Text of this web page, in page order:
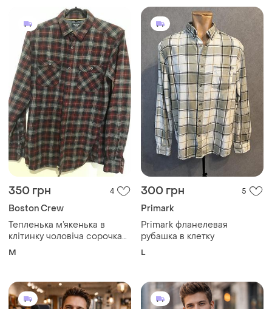
350 грн 4
Boston Crew
Тепленька м’якенька в
клітинку чоловіча сорочка
котон (м)
M
300 грн 5
Primark
Primark фланелевая
рубашка в клетку
L